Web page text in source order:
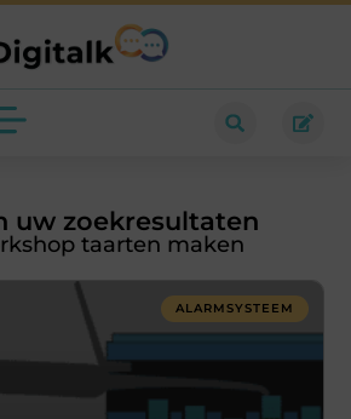
uw zoekresultaten
taarten maken
ALARMSYSTEEM